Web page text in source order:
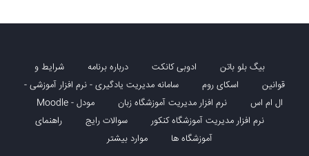
بیگ بلو باتن ادوبی کانکت درباره برنامه
شرایط و
قوانین
اسکای روم
سامانه مدیریت یادگیری - نرم افزار آموزشی -
ال ام اس
نرم افزار مدیریت آموزشگاه زبان
مودل - Moodle
نرم افزار مدیریت آموزشگاه کنکور
سوالات رایج
راهنمای
آموزشگاه ها
موارد بیشتر